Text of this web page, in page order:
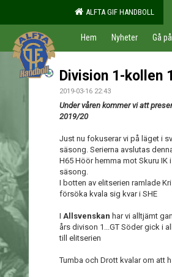
ALFTA GIF HANDBOLL
Hem Nyheter Gå
Division 1-kollen
2019-03-16 22:43
Under våren kommer vi att
2019/20
Just nu fokuserar vi på läget i
säsong. Serierna avslutas
H65 Höör hemma mot Skuru
säsong.
I botten av elitserien ramlade
försöka kvala sig kvar i SHE
I Allsvenskan har vi alltjämt
års divison 1...GT Söder gick i
till elitserien
Tumba och Drott kvalar om att